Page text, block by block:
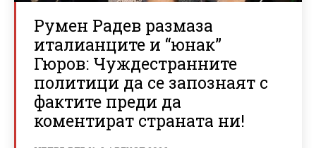
Румен Радев размаза
италианците и “юнак”
Гюров: Чуждестранните
политици да се запознаят с
фактите преди да
коментират страната ни!